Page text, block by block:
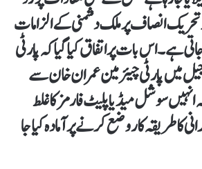
تحریک انصاف پر ملک دشمنی کے الزامات
ہے۔ اس بات پر اتفاق کیا گیا کہ پارٹی
جیل میں پارٹی چیئرمین عمران خان سے
سوشل میڈیا پلیٹ فارمز کا غلط
کا طریقہ کار وضع کرنے پر آمادہ کیا جا